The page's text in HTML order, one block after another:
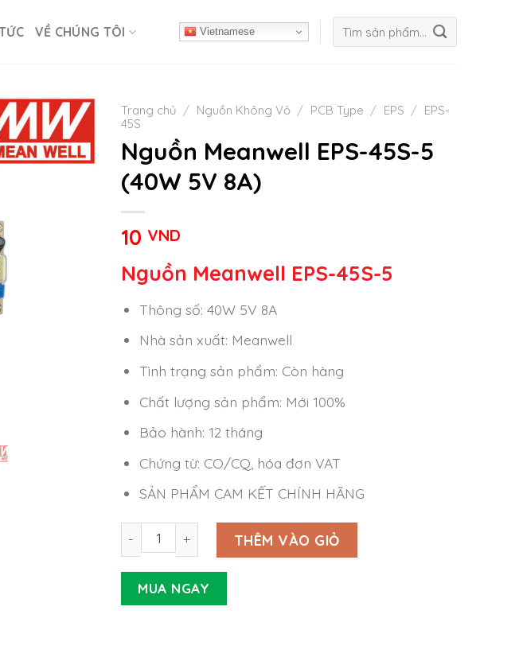
VỀ CHÚNG TÔI Vietnamese
kiếm:
Trang chủ / Nguồn Không Vỏ / PCB Type / EPS / EPS-
45S
Nguồn Meanwell EPS-45S-5
(40W 5V 8A)
10 VND
Nguồn Meanwell EPS-45S-5
Thông số: 40W 5V 8A
Nhà sản xuất: Meanwell
Tình trạng sản phẩm: Còn hàng
Chất lượng sản phẩm: Mới 100%
Bảo hành: 12 tháng
Chứng từ: CO/CQ, hóa đơn VAT
SẢN PHẨM CAM KẾT CHÍNH HÃNG
Nguồn Meanwell EPS-45S-5 (40W 5V 8A) số lượng
THÊM VÀO GIỎ
MUA NGAY